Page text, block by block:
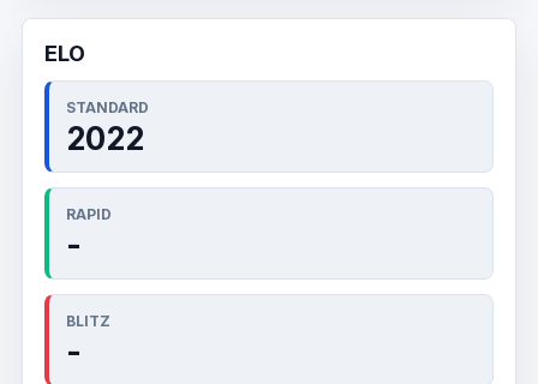
ELO
STANDARD
2022
RAPID
-
BLITZ
-